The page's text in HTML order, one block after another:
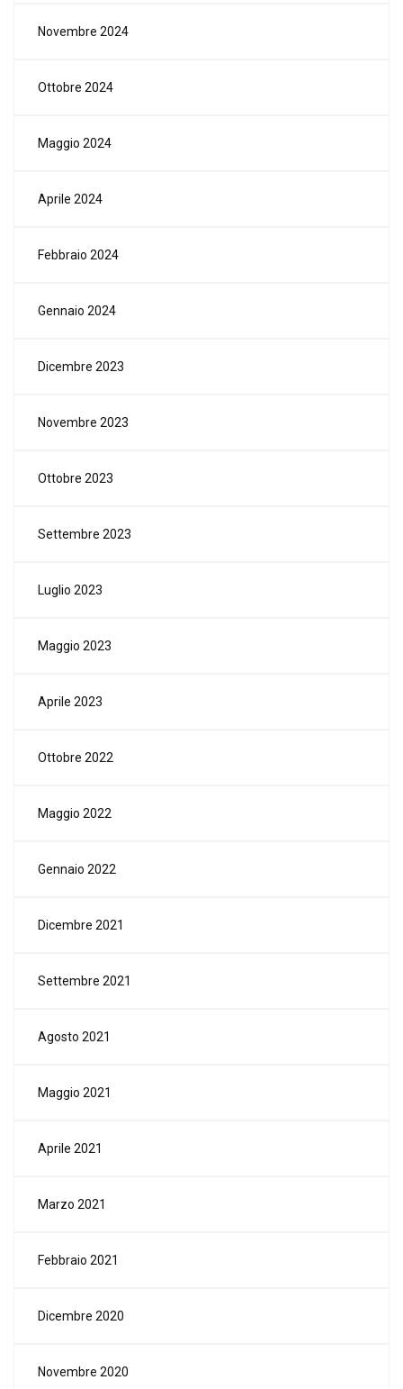
Novembre 2024
Ottobre 2024
Maggio 2024
Aprile 2024
Febbraio 2024
Gennaio 2024
Dicembre 2023
Novembre 2023
Ottobre 2023
Settembre 2023
Luglio 2023
Maggio 2023
Aprile 2023
Ottobre 2022
Maggio 2022
Gennaio 2022
Dicembre 2021
Settembre 2021
Agosto 2021
Maggio 2021
Aprile 2021
Marzo 2021
Febbraio 2021
Dicembre 2020
Novembre 2020